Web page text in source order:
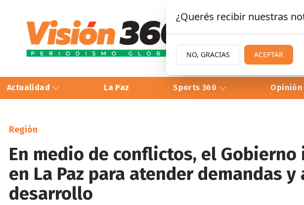
Actualidad La Paz Sports 360 Opinión
Región
En medio de conflictos, el
en La Paz para atender demandas
desarrollo
¿Querés recibir nuestras
NO, GRACIAS ACEPTAR